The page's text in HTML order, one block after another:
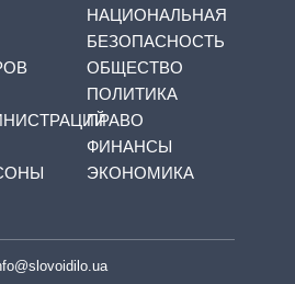
НАЦИОНАЛЬНАЯ
БЕЗОПАСНОСТЬ
ОБЩЕСТВО
ПОЛИТИКА
ПРАВО
ФИНАНСЫ
ЭКОНОМИКА